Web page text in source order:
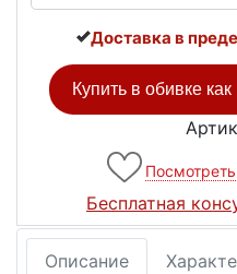
Доставка в
Купить в обивке
Бесплатная
Описание